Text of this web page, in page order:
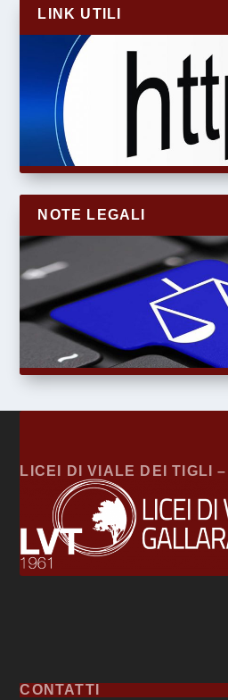
LINK UTILI
NOTE LEGALI
LICEI DI VIALE DEI TIGLI
CONTATTI